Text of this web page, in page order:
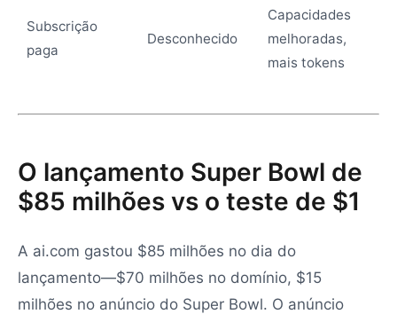
Subscrição
paga
Desconhecido
Capacidades
melhoradas,
mais tokens
O lançamento Super Bowl de
$85 milhões vs o teste de $1
A ai.com gastou $85 milhões no dia do
lançamento—$70 milhões no domínio, $15
milhões no anúncio do Super Bowl. O anúncio